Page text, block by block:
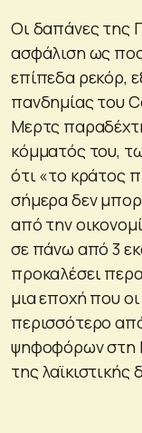
Οι δαπάνες της
ασφάλιση ως
επίπεδα ρεκόρ,
πανδημίας του
Μερτς
κόμματός του,
ότι «το κράτος
σήμερα δεν
από την
σε πάνω από 3
προκαλέσει
μια εποχή που
περισσότερο
ψηφοφόρων στη
της λαϊκιστικής